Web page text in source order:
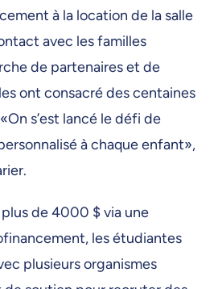
à la location de la salle
avec les familles
de partenaires et de
ont consacré des centaines
s’est lancé le défi de
à chaque enfant»,
de 4000 $ via une
les étudiantes
plusieurs organismes